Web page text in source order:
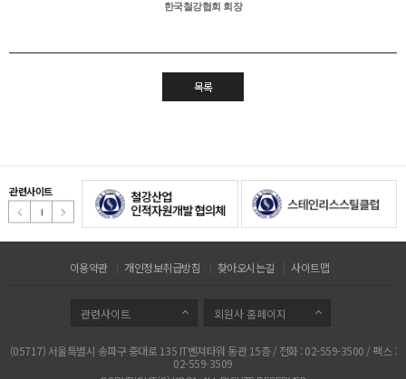
한국철강협회 회장
목록
관련사이트
이용약관 개인정보취급방침 찾아오시는길 사이트맵
관련사이트 회원사 홈페이지
(05717) 서울특별시 송파구 중대로 135 IT벤쳐타워 동관 15층 / 전화 : 02-559-3500 / 팩스 :
02-559-3509